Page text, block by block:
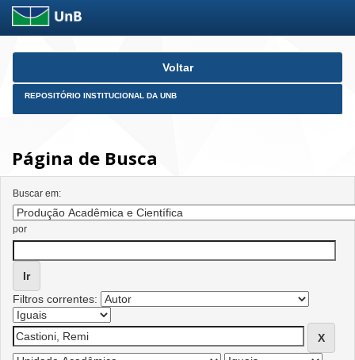
Skip
Voltar
REPOSITÓRIO INSTITUCIONAL DA UNB
Página de Busca
Buscar em:
por
Filtros correntes: